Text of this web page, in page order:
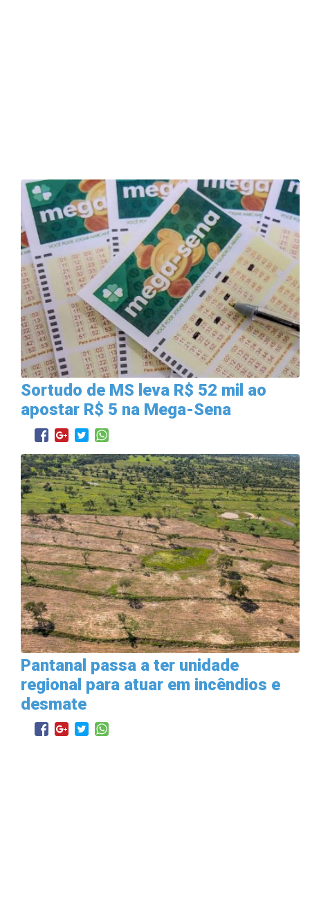
Sortudo de MS leva R$ 52 mil ao
apostar R$ 5 na Mega-Sena
Pantanal passa a ter unidade
regional para atuar em incêndios e
desmate